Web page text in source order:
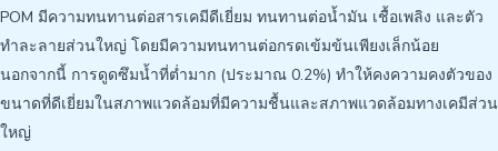
POM มีความทนทานต่อสารเคมีดีเยี่ยม ทนทานต่อน้ำมัน เชื้อเพลิง และตัว
ทำละลายส่วนใหญ่ โดยมีความทนทานต่อกรดเข้มข้นเพียงเล็กน้อย
นอกจากนี้ การดูดซึมน้ำที่ต่ำมาก (ประมาณ 0.2%) ทำให้คงความคงตัวของ
ขนาดที่ดีเยี่ยมในสภาพแวดล้อมที่มีความชื้นและสภาพแวดล้อมทางเคมีส่วน
ใหญ่